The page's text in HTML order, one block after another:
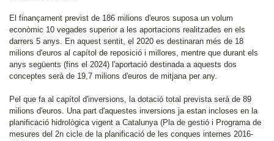
El finançament previst de 186 milions d'euros suposa un volum
econòmic 10 vegades superior a les aportacions realitzades en els
darrers 5 anys. En aquest sentit, el 2020 es destinaran més de 18
milions d'euros al capítol de reposició i millores, mentre que durant els
anys següents (fins el 2024) l'aportació destinada a aquests dos
conceptes serà de 19,7 milions d'euros de mitjana per any.
Pel que fa al capítol d'inversions, la dotació total prevista serà de 89
milions d'euros. Una part d'aquestes inversions ja estan incloses en la
planificació hidrològica vigent a Catalunya (Pla de gestió i Programa de
mesures del 2n cicle de la planificació de les conques internes 2016-